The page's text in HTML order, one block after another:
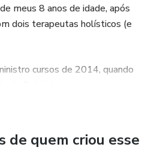
meus 8 anos de idade, após
dois terapeutas holísticos (e
cursos de 2014, quando
de quem criou esse